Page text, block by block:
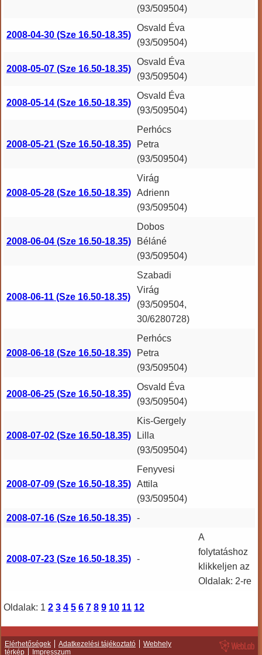
(93/509504)
2008-04-30 (Sze 16.50-18.35)
Osvald Éva
(93/509504)
2008-05-07 (Sze 16.50-18.35)
Osvald Éva
(93/509504)
2008-05-14 (Sze 16.50-18.35)
Osvald Éva
(93/509504)
2008-05-21 (Sze 16.50-18.35)
Perhócs
Petra
(93/509504)
2008-05-28 (Sze 16.50-18.35)
Virág
Adrienn
(93/509504)
2008-06-04 (Sze 16.50-18.35)
Dobos
Béláné
(93/509504)
2008-06-11 (Sze 16.50-18.35)
Szabadi
Virág
(93/509504,
30/6280728)
2008-06-18 (Sze 16.50-18.35)
Perhócs
Petra
(93/509504)
2008-06-25 (Sze 16.50-18.35)
Osvald Éva
(93/509504)
2008-07-02 (Sze 16.50-18.35)
Kis-Gergely
Lilla
(93/509504)
2008-07-09 (Sze 16.50-18.35)
Fenyvesi
Attila
(93/509504)
2008-07-16 (Sze 16.50-18.35)
-
2008-07-23 (Sze 16.50-18.35) -
A
folytatáshoz
klikkeljen az
Oldalak: 2-re
Oldalak: 1 2 3 4 5 6 7 8 9 10 11 12
Elérhetőségek Adatkezelési tájékoztató
Webhely
térkép
Impresszum